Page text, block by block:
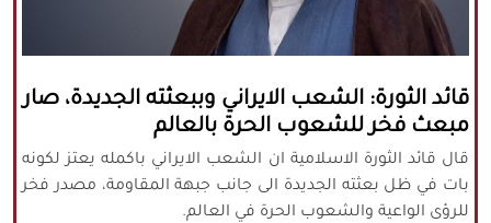
كافة الحقوق محفوظة لموقع نورنيوز
يُرجى ذكر المصدر عند نقل أي موضوع عن
موقعنا
قائد الثورة: الشعب الايراني وببعثته الجديدة، صار
مبعث فخر للشعوب الحرة بالعالم
قال قائد الثورة الاسلامية ان الشعب الايراني باكمله يعتز لكونه
بات في ظل بعثته الجديدة الى جانب جبهة المقاومة، مصدر فخر
للرؤى الواعية والشعوب الحرة في العالم.